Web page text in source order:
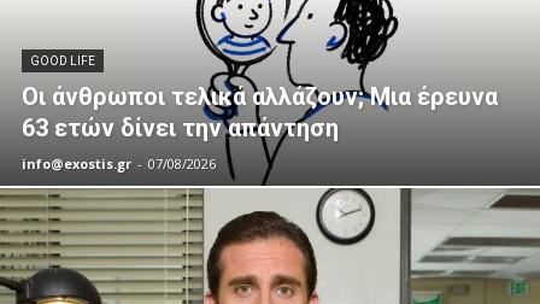
GOOD LIFE
Οι άνθρωποι τελικά αλλάζουν; Μια έρευνα
63 ετών δίνει την απάντηση
info@exostis.gr - 07/08/2026